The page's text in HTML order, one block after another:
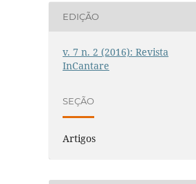
EDIÇÃO
v. 7 n. 2 (2016): Revista
InCantare
SEÇÃO
Artigos